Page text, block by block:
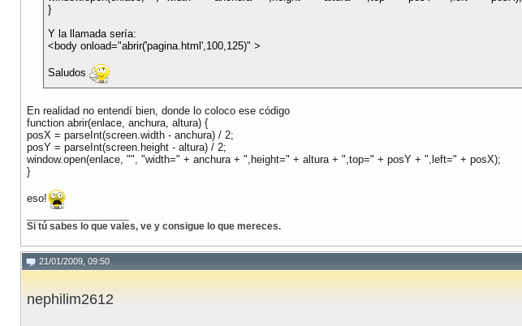
}
Y la llamada sería:
<body onload="abrir('pagina.html',100,125)" >
Saludos
En realidad no entendí bien, donde lo coloco ese código
function abrir(enlace, anchura, altura) {
posX = parseInt(screen.width - anchura) / 2;
posY = parseInt(screen.height - altura) / 2;
window.open(enlace, "", "width=" + anchura + ",height=" + altura + ",top=" + posY + ",left=" + posX);
}
eso!
Si tú sabes lo que vales, ve y consigue lo que mereces.
21/01/2009, 09:50
nephilim2612